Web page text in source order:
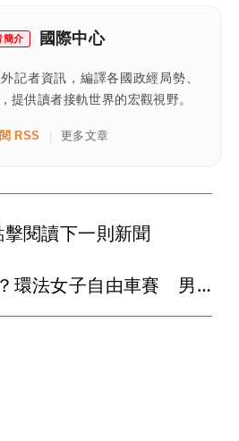
簡介 國際中心
記者資訊，編譯各國政經局勢、
提供讀者接軌世界的宏觀視野。
RSS | 更多文章
擊閱讀下一則新聞
女生一對A錯了嗎？環法女子自由車賽 男裁判勒令女選手「解衣」檢查